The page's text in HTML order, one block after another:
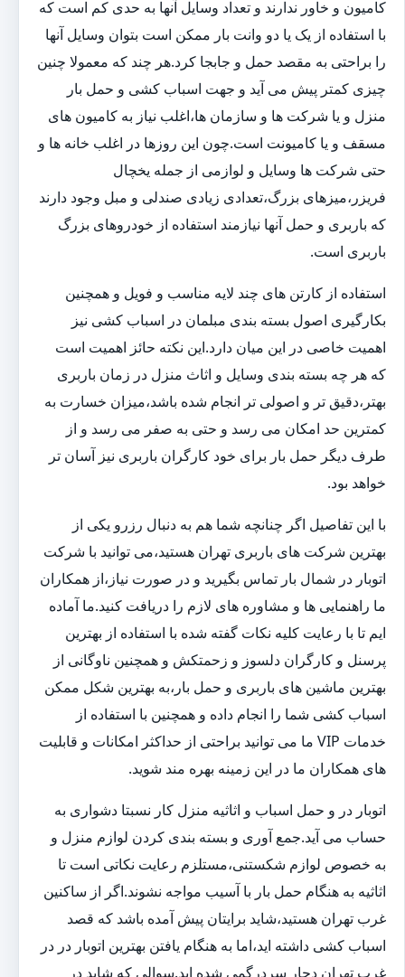
کامیون و خاور ندارند و تعداد وسایل آنها به حدی کم است که
با استفاده از یک یا دو وانت بار ممکن است بتوان وسایل آنها
را براحتی به مقصد حمل و جابجا کرد.هر چند که معمولا چنین
چیزی کمتر پیش می آید و جهت اسباب کشی و حمل بار
منزل و یا شرکت ها و سازمان ها،اغلب نیاز به کامیون های
مسقف و یا کامیونت است.چون این روزها در اغلب خانه ها و
حتی شرکت ها وسایل و لوازمی از جمله یخچال
فریزر،میزهای بزرگ،تعدادی زیادی صندلی و مبل وجود دارند
که باربری و حمل آنها نیازمند استفاده از خودروهای بزرگ
باربری است.
استفاده از کارتن های چند لایه مناسب و فویل و همچنین
بکارگیری اصول بسته بندی مبلمان در اسباب کشی نیز
اهمیت خاصی در این میان دارد.این نکته حائز اهمیت است
که هر چه بسته بندی وسایل و اثاث منزل در زمان باربری
بهتر،دقیق تر و اصولی تر انجام شده باشد،میزان خسارت به
کمترین حد امکان می رسد و حتی به صفر می رسد و از
طرف دیگر حمل بار برای خود کارگران باربری نیز آسان تر
خواهد بود.
با این تفاصیل اگر چنانچه شما هم به دنبال رزرو یکی از
بهترین شرکت های باربری تهران هستید،می توانید با شرکت
اتوبار در شمال بار تماس بگیرید و در صورت نیاز،از همکاران
ما راهنمایی ها و مشاوره های لازم را دریافت کنید.ما آماده
ایم تا با رعایت کلیه نکات گفته شده با استفاده از بهترین
پرسنل و کارگران دلسوز و زحمتکش و همچنین ناوگانی از
بهترین ماشین های باربری و حمل بار،به بهترین شکل ممکن
اسباب کشی شما را انجام داده و همچنین با استفاده از
خدمات VIP ما می توانید براحتی از حداکثر امکانات و قابلیت
های همکاران ما در این زمینه بهره مند شوید.
اتوبار در و حمل اسباب و اثاثیه منزل کار نسبتا دشواری به
حساب می آید.جمع آوری و بسته بندی کردن لوازم منزل و
به خصوص لوازم شکستنی،مستلزم رعایت نکاتی است تا
اثاثیه به هنگام حمل بار با آسیب مواجه نشوند.اگر از ساکنین
غرب تهران هستید،شاید برایتان پیش آمده باشد که قصد
اسباب کشی داشته اید،اما به هنگام یافتن بهترین اتوبار در در
غرب تهران دچار سردرگمی شده اید.سوالی که شاید در